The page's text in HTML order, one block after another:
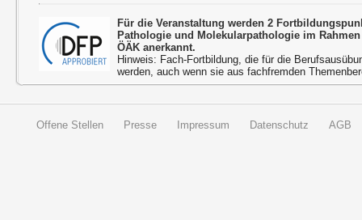
Für die Veranstaltung werden 2
Pathologie und Molekularpathologie im
ÖÄK anerkannt.
Hinweis: Fach-Fortbildung, die für die
werden, auch wenn sie aus fachfremden
Offene Stellen Presse Impressum Datenschutz AGB